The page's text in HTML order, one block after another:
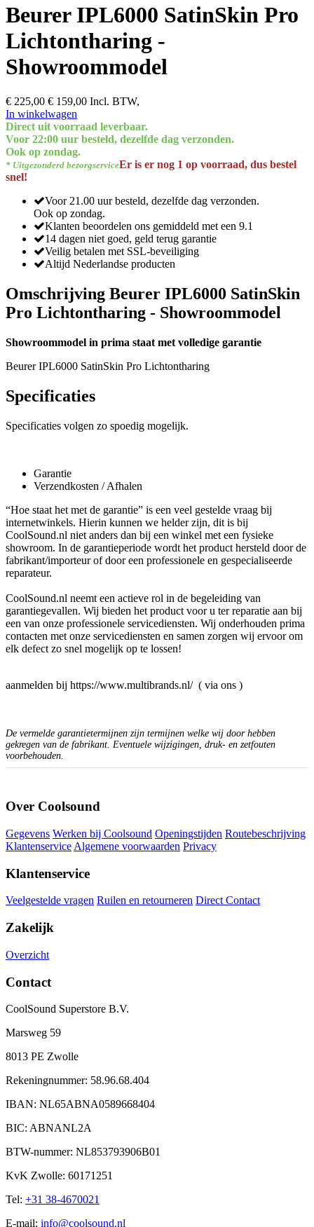
Beurer IPL6000 SatinSkin Pro
Lichtontharing -
Showroommodel
€ 225,00 € 159,00 Incl. BTW,
In winkelwagen
Direct uit voorraad leverbaar.
Voor 22:00 uur besteld, dezelfde dag verzonden.
Ook op zondag.
* Uitgezonderd bezorgserviceEr is er nog 1 op voorraad, dus bestel
snel!
Voor 21.00 uur besteld, dezelfde dag verzonden.
Ook op zondag.
Klanten beoordelen ons gemiddeld met een 9.1
14 dagen niet goed, geld terug garantie
Veilig betalen met SSL-beveiliging
Altijd Nederlandse producten
Omschrijving Beurer IPL6000 SatinSkin
Pro Lichtontharing - Showroommodel
Showroommodel in prima staat met volledige garantie
Beurer IPL6000 SatinSkin Pro Lichtontharing
Specificaties
Specificaties volgen zo spoedig mogelijk.
Garantie
Verzendkosten / Afhalen
“Hoe staat het met de garantie” is een veel gestelde vraag bij
internetwinkels. Hierin kunnen we helder zijn, dit is bij
CoolSound.nl niet anders dan bij een winkel met een fysieke
showroom. In de garantieperiode wordt het product hersteld door de
fabrikant/importeur of door een professionele en gespecialiseerde
reparateur.
CoolSound.nl neemt een actieve rol in de begeleiding van
garantiegevallen. Wij bieden het product voor u ter reparatie aan bij
een van onze professionele servicediensten. Wij onderhouden prima
contacten met onze servicediensten en samen zorgen wij ervoor om
elk defect zo snel mogelijk op te lossen!
aanmelden bij https://www.multibrands.nl/ ( via ons )
De vermelde garantietermijnen zijn termijnen welke wij door hebben
gekregen van de fabrikant. Eventuele wijzigingen, druk- en zetfouten
voorbehouden.
Over Coolsound
Gegevens Werken bij Coolsound Openingstijden Routebeschrijving
Klantenservice Algemene voorwaarden Privacy
Klantenservice
Veelgestelde vragen Ruilen en retourneren Direct Contact
Zakelijk
Overzicht
Contact
CoolSound Superstore B.V.
Marsweg 59
8013 PE Zwolle
Rekeningnummer: 58.96.68.404
IBAN: NL65ABNA0589668404
BIC: ABNANL2A
BTW-nummer: NL853793906B01
KvK Zwolle: 60171251
Tel: +31 38-4670021
E-mail: info@coolsound.nl